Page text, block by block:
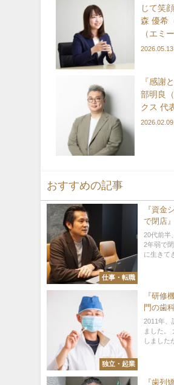
じて笑
森 優希
（エミ
2026.05.13
『感謝
部明良
クス 代
2026.02.09
おすすめの記事
仕事・転職
『資金
で閉店
社
20代前半
2年弱で
に生きて
独立・起業
『研修
門の歯
（いと
2011年、
ました。
しました
『歯列